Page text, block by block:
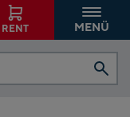
RENT MENÜ